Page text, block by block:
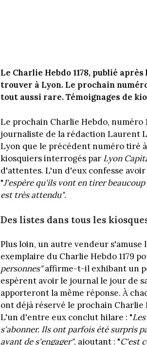
Le Charlie Hebdo 1178, publié
trouver à Lyon. Le prochain
tout aussi rare. Témoignages de
Le prochain Charlie Hebdo, numéro
journaliste de la rédaction Laurent
Lyon que le précédent numéro tiré
kiosquiers interrogés par Lyon
d'attentes. L'un d'eux confesse
"J'espère qu'ils vont en tirer
est très attendu".
Des listes dans tous les
Plus loin, un autre vendeur
exemplaire du Charlie Hebdo 1179
personnes"affirme-t-il exhibant un
espèrent avoir le journal le jour de
apporteront la même réponse. À
ont déjà réservé le prochain Charlie
L'un d'entre eux conclut hilare : "
s'abonner. Ils ont parfois été surpris
avant de s'engager", ajoutant : "C'est